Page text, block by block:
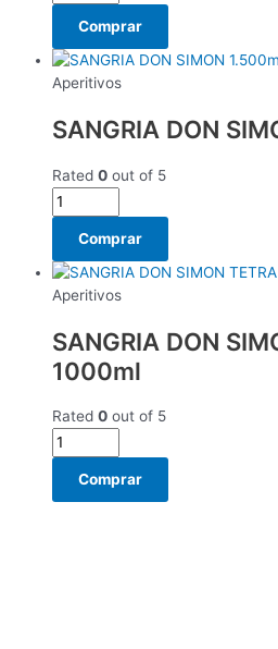
Comprar
Aperitivos
SANGRIA DON
Rated 0 out of 5
Comprar
Aperitivos
SANGRIA DON
1000ml
Rated 0 out of 5
Comprar